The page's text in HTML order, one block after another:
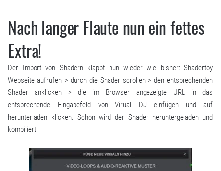
Nach langer Flaute nun ein fettes
Extra!
Der Import von Shadern klappt nun wieder wie bisher: Shadertoy
Webseite aufrufen > durch die Shader scrollen > den entsprechenden
Shader anklicken > die im Browser angezeigte URL in das
entsprechende Eingabefeld von Virual DJ einfügen und auf
herunterladen klicken. Schon wird der Shader heruntergeladen und
kompiliert.